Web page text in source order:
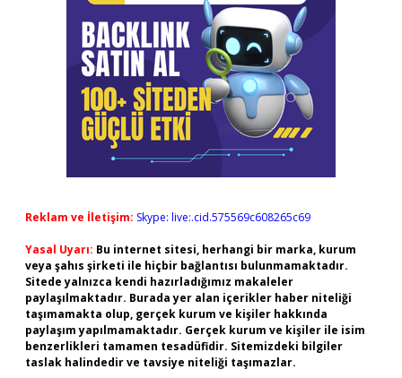
Reklam ve İletişim: Skype: live:.cid.575569c608265c69
Yasal Uyarı: Bu internet sitesi, herhangi bir marka, kurum
veya şahıs şirketi ile hiçbir bağlantısı bulunmamaktadır.
Sitede yalnızca kendi hazırladığımız makaleler
paylaşılmaktadır. Burada yer alan içerikler haber niteliği
taşımamakta olup, gerçek kurum ve kişiler hakkında
paylaşım yapılmamaktadır. Gerçek kurum ve kişiler ile isim
benzerlikleri tamamen tesadüfidir. Sitemizdeki bilgiler
taslak halindedir ve tavsiye niteliği taşımazlar.